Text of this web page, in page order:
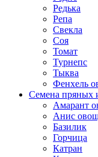
Редька
Репа
Свекла
Соя
Томат
Турнепс
Тыква
Фенхель
Семена пряных
Амарант
Анис
Базилик
Горчица
Катран